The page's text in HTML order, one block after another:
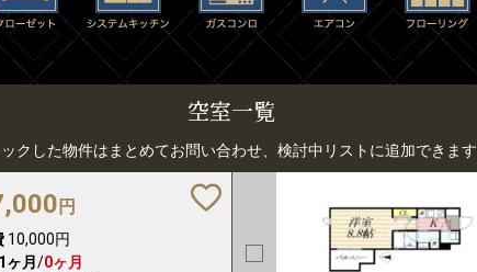
空室一覧
クした物件はまとめてお問い合わせ、検討中リストに追加できま
円
10,000円
1ヶ月/0ヶ月